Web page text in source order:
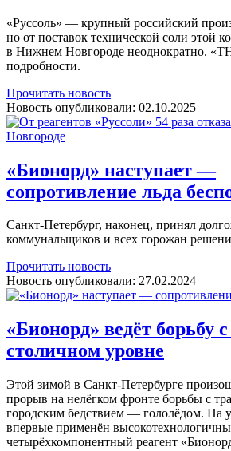
«Руссоль» — крупный российский
но от поставок технической соли этой
в Нижнем Новгороде неоднократно.
подробности.
Прочитать новость
Новость опубликовали: 02.10.2025
«Бионорд» наступает —
сопротивление льда
Санкт-Петербург, наконец, принял
коммунальщиков и всех горожан
Прочитать новость
Новость опубликовали: 27.02.2024
«Бионорд» ведёт борьбу
столичном уровне
Этой зимой в Санкт-Петербурге
прорыв на нелёгком фронте борьбы с
городским бедствием — гололёдом. На
впервые применён
четырёхкомпонентный реагент